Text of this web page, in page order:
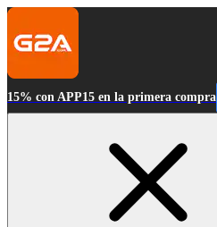
15% con APP15 en la primera compra